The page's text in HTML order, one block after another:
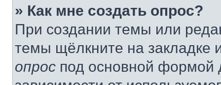
» Как мне создать опрос?
При создании темы или
темы щёлкните на
опрос под основной формой